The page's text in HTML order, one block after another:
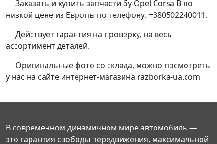
Заказать и купить запчасти бу Opel Corsa B по
низкой цене из Европы по телефону: +380502240011.
Действует гарантия на проверку, на весь
ассортимент деталей.
Оригинальные фото со склада, можно посмотреть
у нас на сайте интернет-магазина razborka-ua.com.
В современном динамичном мире автомобиль —
это гарантия свободы передвижения, максимальной